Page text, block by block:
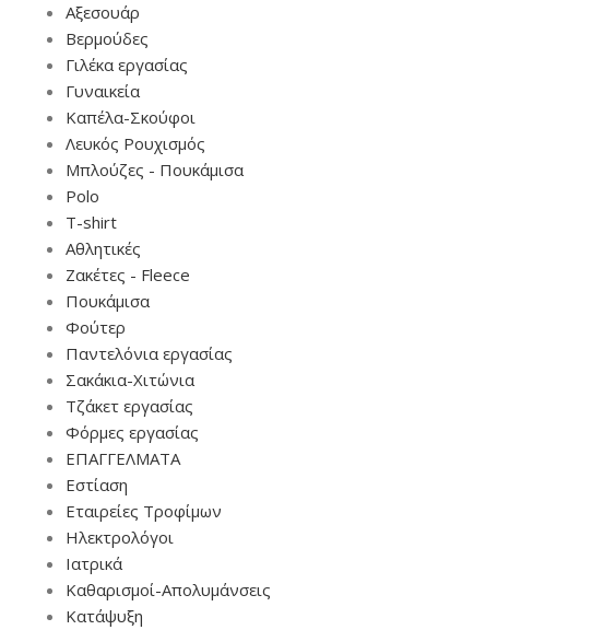
Αξεσουάρ
Βερμούδες
Γιλέκα εργασίας
Γυναικεία
Καπέλα-Σκούφοι
Λευκός Ρουχισμός
Μπλούζες - Πουκάμισα
Polo
T-shirt
Αθλητικές
Ζακέτες - Fleece
Πουκάμισα
Φούτερ
Παντελόνια εργασίας
Σακάκια-Χιτώνια
Τζάκετ εργασίας
Φόρμες εργασίας
ΕΠΑΓΓΕΛΜΑΤΑ
Εστίαση
Εταιρείες Τροφίμων
Ηλεκτρολόγοι
Ιατρικά
Καθαρισμοί-Απολυμάνσεις
Κατάψυξη